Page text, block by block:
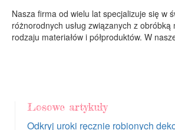
Nasza firma od wielu lat specjalizuje się w
różnorodnych usług związanych z obróbką
rodzaju materiałów i półproduktów. W
Losowe artykuły
Odkryj uroki ręcznie robionych